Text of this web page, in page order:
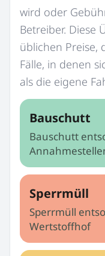
wird oder
Betreiber. Diese
üblichen Preise,
Fälle, in denen
als die eigene
Bauschutt
Bauschutt
Sperrmüll
Sperrmüll
Wertstoffhof